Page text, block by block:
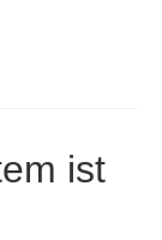
ist